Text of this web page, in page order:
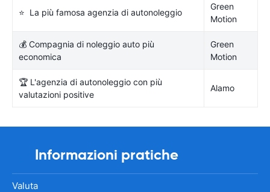
⭐ La più famosa agenzia di autonoleggio
Green
Motion
💰 Compagnia di noleggio auto più
economica
Green
Motion
🏆 L'agenzia di autonoleggio con più
valutazioni positive
Alamo
Informazioni pratiche
Valuta